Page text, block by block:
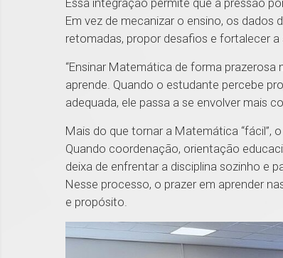
Essa integração permite que a pressão
Em vez de mecanizar o ensino, os dados
retomadas, propor desafios e fortalecer
“Ensinar Matemática de forma prazerosa
aprende. Quando o estudante percebe
adequada, ele passa a se envolver mais
Mais do que tornar a Matemática “fácil”,
Quando coordenação, orientação
deixa de enfrentar a disciplina sozinho e
Nesse processo, o prazer em aprender
e propósito.